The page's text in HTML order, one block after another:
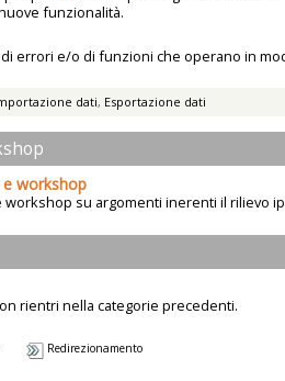
funzionalità.
errori e/o di funzioni che operano in
dati, Esportazione dati
workshop
workshop su argomenti inerenti il rilievo
rientri nella categorie precedenti.
Redirezionamento